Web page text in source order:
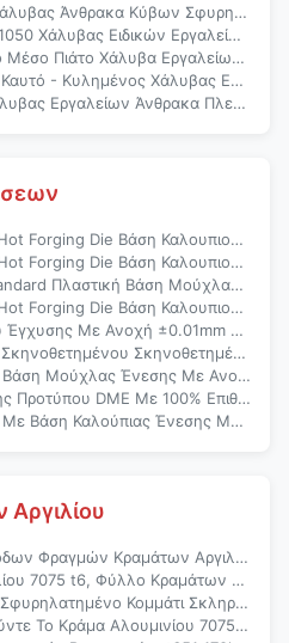
Κύβων Σφυρηλατημένος Φόρμα
Ειδικών Εργαλείων Κύβων
Πιάτο Χάλυβα Εργαλείων Άνθρακα
Χάλυβας Εργαλείων Άνθρακα
Άνθρακα Πλευρών c45 1045 s45c
Έγχυσης Προσαρμοσμένου Μεγέθους Για Πλαστικό Καλούπι
Έγχυσης Προσαρμοσμένου Μεγέθους Για Πλαστικό Καλούπι
Μούχλας Ένεσης Με Προσαρμοσμένο Μέγεθος Αποδεκτό
Έγχυσης Προσαρμοσμένου Μεγέθους Για Πλαστικό Καλούπι
Με Το Πρότυπο DME, Συμπεριλαμβανομένου 100% Ελέγχου Πριν Από Την Αποστολή
Σκηνοθετημένου Σκηνοθετημένου Σκηνοθετημένου
Mm Και Επεξεργασία Επιφάνειας Ανωτισμού Για Το Μούχλασμα Ακριβείας
Πριν Από Την Αποστολή Και Ανοχή ±0,01mm Για Χύτευση Πλαστικών Ακριβείας
Και 100% Επιθεώρηση Πριν Από Την Αποστολή Για Συναρμολόγηση Καλούπιας
Κραμάτων Αργιλίου 13mm 150hb
Φύλλο Κραμάτων Αργιλίου Takford Μηχανικό
Σκληρότητας Φραγμών 140hb Κραμάτων Αργιλίου 7075 t651
Αλουμινίου 7075 t651 Γύρω Από Το Φραγμό